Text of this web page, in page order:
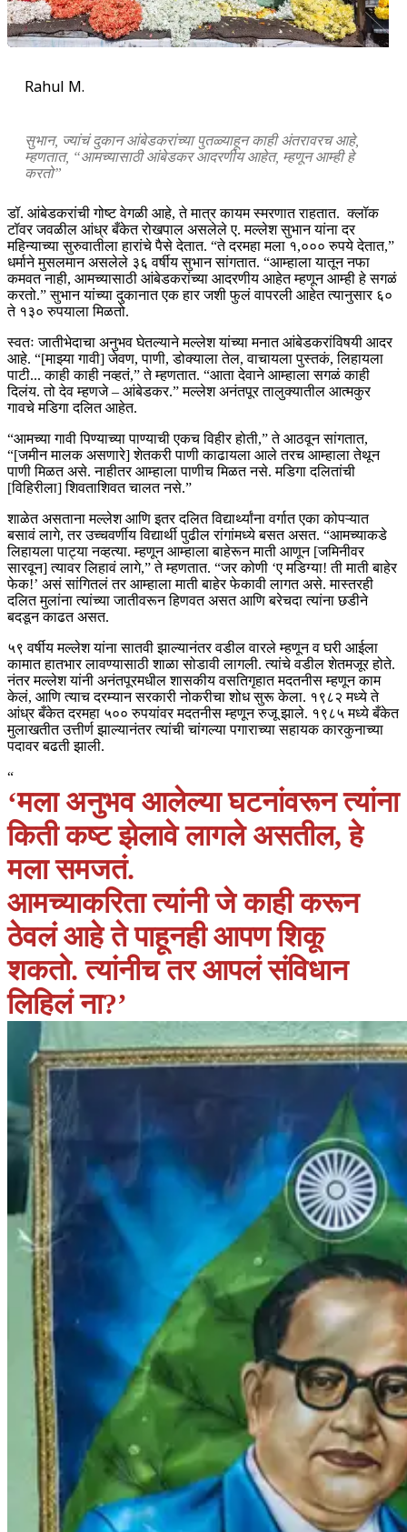
Rahul M.
सुभान, ज्यांचं दुकान आंबेडकरांच्या पुतळ्याहून काही अंतरावरच आहे,
म्हणतात, “आमच्यासाठी आंबेडकर आदरणीय आहेत, म्हणून आम्ही हे
करतो”
डॉ. आंबेडकरांची गोष्ट वेगळी आहे, ते मात्र कायम स्मरणात राहतात. क्लॉक
टॉवर जवळील आंध्र बँकेत रोखपाल असलेले ए. मल्लेश सुभान यांना दर
महिन्याच्या सुरुवातीला हारांचे पैसे देतात. “ते दरमहा मला १,००० रुपये देतात,”
धर्माने मुसलमान असलेले ३६ वर्षीय सुभान सांगतात. “आम्हाला यातून नफा
कमवत नाही, आमच्यासाठी आंबेडकरांच्या आदरणीय आहेत म्हणून आम्ही हे सगळं
करतो.” सुभान यांच्या दुकानात एक हार जशी फुलं वापरली आहेत त्यानुसार ६०
ते १३० रुपयाला मिळतो.
स्वतः जातीभेदाचा अनुभव घेतल्याने मल्लेश यांच्या मनात आंबेडकरांविषयी आदर
आहे. “[माझ्या गावी] जेवण, पाणी, डोक्याला तेल, वाचायला पुस्तकं, लिहायला
पाटी... काही काही नव्हतं,” ते म्हणतात. “आता देवाने आम्हाला सगळं काही
दिलंय. तो देव म्हणजे – आंबेडकर.” मल्लेश अनंतपूर तालुक्यातील आत्मकुर
गावचे मडिगा दलित आहेत.
“आमच्या गावी पिण्याच्या पाण्याची एकच विहीर होती,” ते आठवून सांगतात,
“[जमीन मालक असणारे] शेतकरी पाणी काढायला आले तरच आम्हाला तेथून
पाणी मिळत असे. नाहीतर आम्हाला पाणीच मिळत नसे. मडिगा दलितांची
[विहिरीला] शिवताशिवत चालत नसे.”
शाळेत असताना मल्लेश आणि इतर दलित विद्यार्थ्यांना वर्गात एका कोपऱ्यात
बसावं लागे, तर उच्चवर्णीय विद्यार्थी पुढील रांगांमध्ये बसत असत. “आमच्याकडे
लिहायला पाट्या नव्हत्या. म्हणून आम्हाला बाहेरून माती आणून [जमिनीवर
सारवून] त्यावर लिहावं लागे,” ते म्हणतात. “जर कोणी ‘ए मडिग्या! ती माती बाहेर
फेक!’ असं सांगितलं तर आम्हाला माती बाहेर फेकावी लागत असे. मास्तरही
दलित मुलांना त्यांच्या जातीवरून हिणवत असत आणि बरेचदा त्यांना छडीने
बदडून काढत असत.
५९ वर्षीय मल्लेश यांना सातवी झाल्यानंतर वडील वारले म्हणून व घरी आईला
कामात हातभार लावण्यासाठी शाळा सोडावी लागली. त्यांचे वडील शेतमजूर होते.
नंतर मल्लेश यांनी अनंतपूरमधील शासकीय वसतिगृहात मदतनीस म्हणून काम
केलं, आणि त्याच दरम्यान सरकारी नोकरीचा शोध सुरू केला. १९८२ मध्ये ते
आंध्र बँकेत दरमहा ५०० रुपयांवर मदतनीस म्हणून रुजू झाले. १९८५ मध्ये बँकेत
मुलाखतीत उत्तीर्ण झाल्यानंतर त्यांची चांगल्या पगाराच्या सहायक कारकुनाच्या
पदावर बढती झाली.
“
‘मला अनुभव आलेल्या घटनांवरून त्यांना
किती कष्ट झेलावे लागले असतील, हे
मला समजतं.
आमच्याकरिता त्यांनी जे काही करून
ठेवलं आहे ते पाहूनही आपण शिकू
शकतो. त्यांनीच तर आपलं संविधान
लिहिलं ना?’